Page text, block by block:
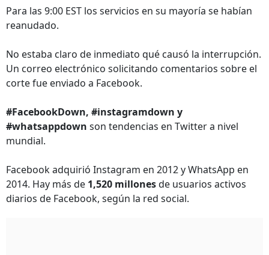
Para las 9:00 EST los servicios en su mayoría se habían
reanudado.
No estaba claro de inmediato qué causó la interrupción.
Un correo electrónico solicitando comentarios sobre el
corte fue enviado a Facebook.
#FacebookDown, #instagramdown y
#whatsappdown son tendencias en Twitter a nivel
mundial.
Facebook adquirió Instagram en 2012 y WhatsApp en
2014. Hay más de 1,520 millonesde usuarios activos
diarios de Facebook, según la red social.